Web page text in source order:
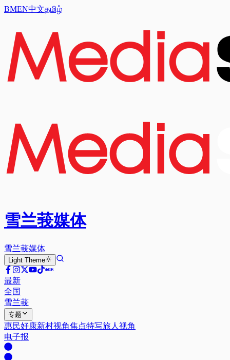
BMEN中文தமிழ்
雪兰莪媒体
雪兰莪媒体
Light Theme
最新
全国
雪兰莪
专题
惠民好康新村视角焦点特写旅人视角
电子报